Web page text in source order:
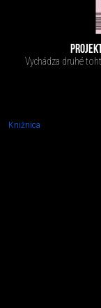
Vychádza druhé
Knižnica